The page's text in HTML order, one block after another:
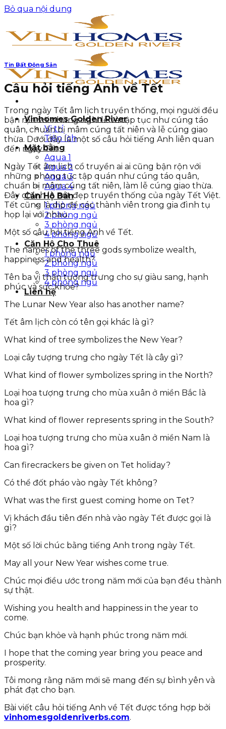
Bỏ qua nội dung
Vinhomes Golden River
Vị trí
Tiện ích
Mặt bằng
Aqua 1
Aqua 2
Aqua 3
Aqua 4
Căn Hộ Bán
1 phòng ngủ
2 phòng ngủ
3 phòng ngủ
4 phòng ngủ
Căn Hộ Cho Thuê
1 phòng ngủ
2 phòng ngủ
3 phòng ngủ
4 phòng ngủ
Liên hệ
Tin Bất Động Sản
Câu hỏi tiếng Anh về Tết
Trong ngày Tết âm lịch truyền thống, mọi người đều
bận rộn với những nghi lễ và tập tục như cúng táo
quân, chuẩn bị mâm cúng tất niên và lễ cúng giao
thừa. Dưới đây là một số câu hỏi tiếng Anh liên quan
đến ngày Tết.
Ngày Tết âm lịch cổ truyền ai ai cũng bận rộn với
những phong tục tập quán như cúng táo quân,
chuẩn bị mâm cúng tất niên, làm lễ cúng giao thừa.
Đây chính là nét đẹp truyền thống của ngày Tết Việt.
Tết cũng là dịp để các thành viên trong gia đình tụ
họp lại với nhau.
Một số câu hỏi tiếng Anh về Tết.
The names of the three gods symbolize wealth,
happiness and health?
Tên ba vị thần tượng trưng cho sự giàu sang, hạnh
phúc và sức khỏe?
The Lunar New Year also has another name?
Tết âm lịch còn có tên gọi khác là gì?
What kind of tree symbolizes the New Year?
Loại cây tượng trưng cho ngày Tết là cây gì?
What kind of flower symbolizes spring in the North?
Loại hoa tượng trưng cho mùa xuân ở miền Bắc là
hoa gì?
What kind of flower represents spring in the South?
Loại hoa tượng trưng cho mùa xuân ở miền Nam là
hoa gì?
Can firecrackers be given on Tet holiday?
Có thể đốt pháo vào ngày Tết không?
What was the first guest coming home on Tet?
Vị khách đầu tiên đến nhà vào ngày Tết được gọi là
gì?
Một số lời chúc bằng tiếng Anh trong ngày Tết.
May all your New Year wishes come true.
Chúc mọi điều ước trong năm mới của bạn đều thành
sự thật.
Wishing you health and happiness in the year to
come.
Chúc bạn khỏe và hạnh phúc trong năm mới.
I hope that the coming year bring you peace and
prosperity.
Tôi mong rằng năm mới sẽ mang đến sự bình yên và
phát đạt cho bạn.
Bài viết câu hỏi tiếng Anh về Tết được tổng hợp bởi
vinhomesgoldenriverbs.com.